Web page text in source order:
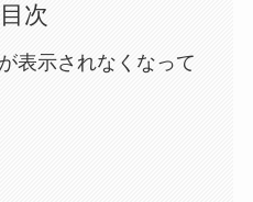
目次
表示されなくなって